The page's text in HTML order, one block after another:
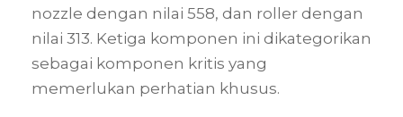
nozzle dengan nilai 558, dan roller dengan
nilai 313. Ketiga komponen ini dikategorikan
sebagai komponen kritis yang
memerlukan perhatian khusus.